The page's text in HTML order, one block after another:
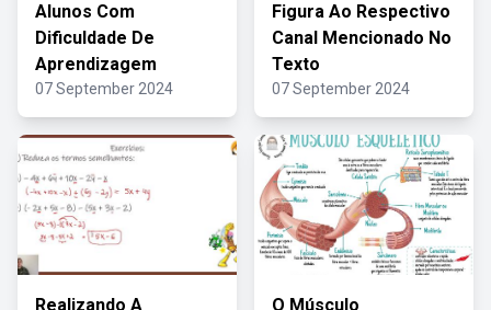
Alunos Com
Dificuldade De
Aprendizagem
07 September 2024
Figura Ao Respectivo
Canal Mencionado No
Texto
07 September 2024
Realizando A O Músculo